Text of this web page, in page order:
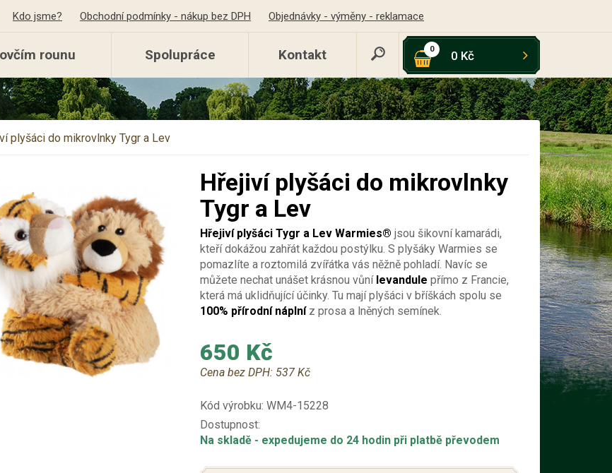
Kdo jsme? Obchodní podmínky - nákup bez DPH Objednávky - výměny - reklamace
rounu Spolupráce Kontakt 0 0 Kč
plyšáci do mikrovlnky Tygr a Lev
Hřejiví plyšáci do mikrovlnky
Tygr a Lev
Hřejiví plyšáci Tygr a Lev Warmies® jsou šikovní kamarádi,
kteří dokážou zahřát každou postýlku. S plyšáky Warmies se
pomazlíte a roztomilá zvířátka vás něžně pohladí. Navíc se
můžete nechat unášet krásnou vůní levandule přímo z Francie,
která má uklidňující účinky. Tu mají plyšáci v bříškách spolu se
100% přírodní náplní z prosa a lněných semínek.
650 Kč
Cena bez DPH: 537 Kč
Kód výrobku: WM4-15228
Dostupnost:
Na skladě - expedujeme do 24 hodin při platbě převodem